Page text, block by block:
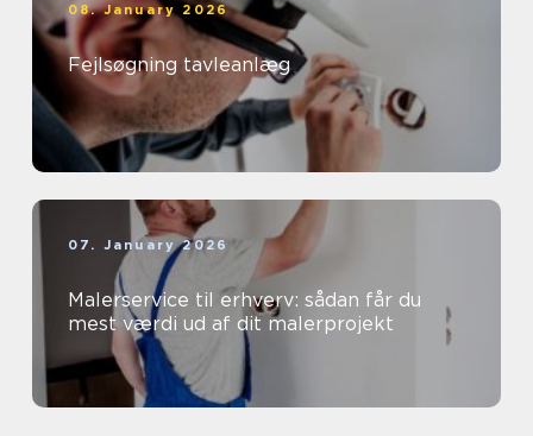
08. January 2026
Fejlsøgning tavleanlæg
07. January 2026
Malerservice til erhverv: sådan får du
mest værdi ud af dit malerprojekt